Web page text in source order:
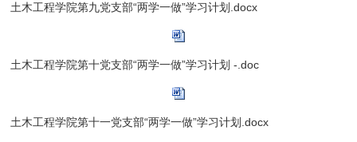
土木工程学院第九党支部“两学一做”学习计划.docx
土木工程学院第十党支部“两学一做”学习计划 -.doc
土木工程学院第十一党支部“两学一做”学习计划.docx